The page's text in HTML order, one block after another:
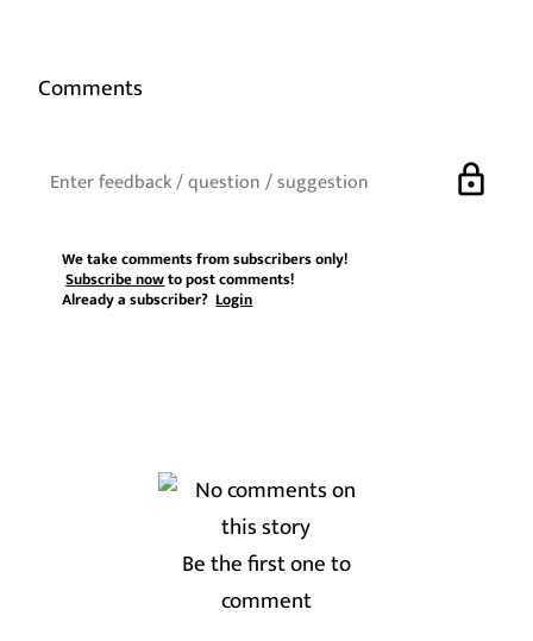
Comments
lock
We take comments from subscribers only!
Subscribe nowto post comments!
Already a subscriber?Login
Be the first one to
comment